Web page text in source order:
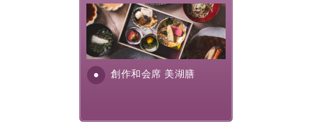
---------------------------------------------
・記念写真＆オリジナル【フォトフレームカード】プレ
思い出デザートプレート付き
・諏訪大社4社を巡る無料参拝バス（事前予約制）
創作和会席 美湖膳
美湖膳とは諏訪の地で特別を
提供する為に料理長・神原 裕
明が考え出した創作和会席で
す。美しい諏訪湖の幸...